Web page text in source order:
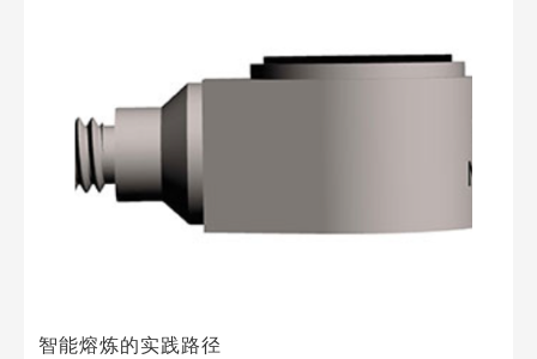
智能熔炼的实践路径